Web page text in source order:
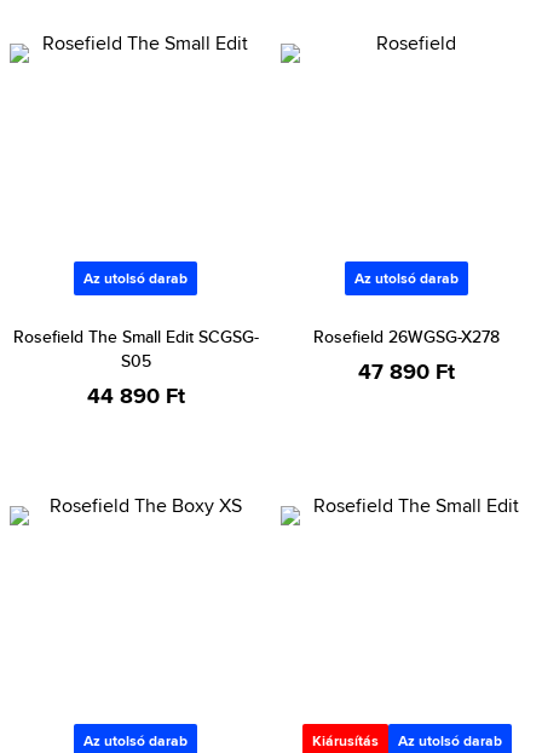
Az utolsó darab
Rosefield The Small Edit SCGSG-
S05
44 890 Ft
Az utolsó darab
Rosefield 26WGSG-X278
47 890 Ft
Az utolsó darab Kiárusítás Az utolsó darab